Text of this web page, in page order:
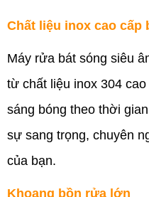
Chất liệu inox cao cấp
Máy rửa bát sóng siêu
từ chất liệu inox 304
sáng bóng theo thời
sự sang trọng, chuyên
của bạn.
Khoang bồn rửa lớn